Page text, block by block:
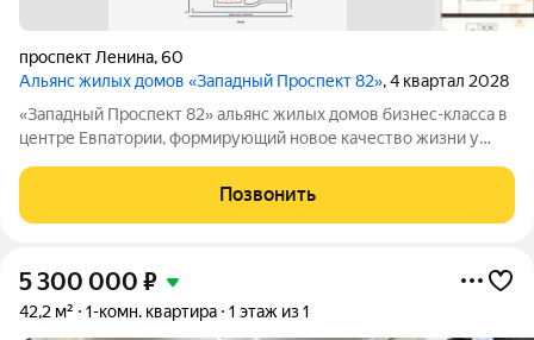
проспект Ленина,60
Альянс жилых домов «Западный Проспект 82», 4 квартал 2028
«Западный Проспект 82» альянс жилых домов бизнес-класса в
центре Евпатории, формирующий новое качество жизни у
городской среды и курортного образа жизни: здесь можно
работать, развиваться и отдыхать,
Позвонить
5 300 000 ₽
42,2 м² 1-комн. квартира 1 этаж из 1